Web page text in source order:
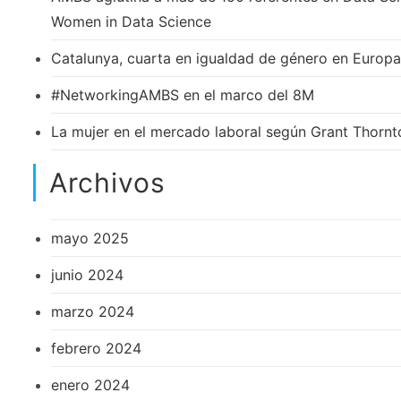
Women in Data Science
Catalunya, cuarta en igualdad de género en Europa
#NetworkingAMBS en el marco del 8M
La mujer en el mercado laboral según Grant
Archivos
mayo 2025
junio 2024
marzo 2024
febrero 2024
enero 2024